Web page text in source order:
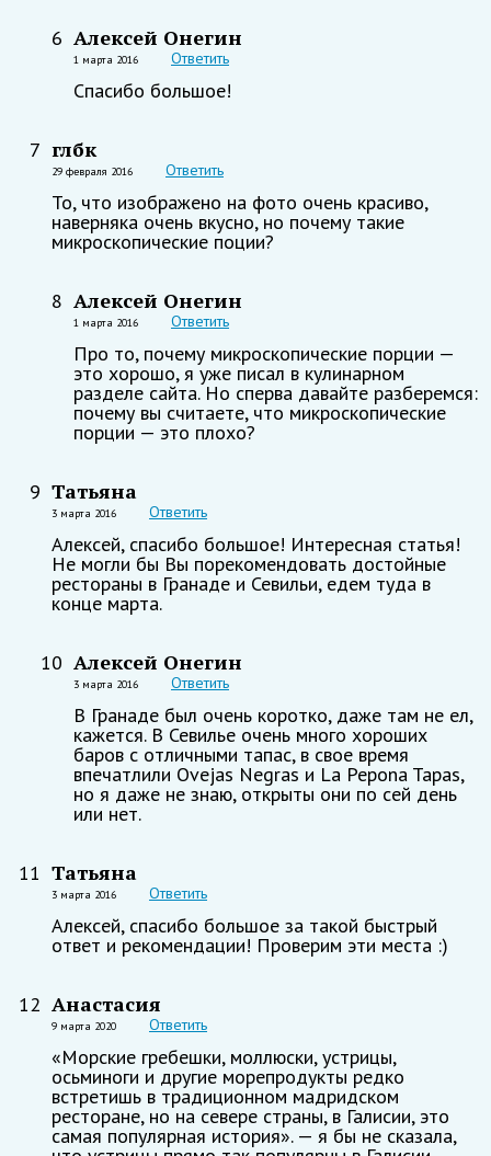
6 Алексей Онегин
1 марта 2016 Ответить
Спасибо большое!
7 глбк
29 февраля 2016 Ответить
То, что изображено на фото очень красиво,
наверняка очень вкусно, но почему такие
микроскопические поции?
8 Алексей Онегин
1 марта 2016 Ответить
Про то, почему микроскопические порции —
это хорошо, я уже писал в кулинарном
разделе сайта. Но сперва давайте разберемся:
почему вы считаете, что микроскопические
порции — это плохо?
9 Татьяна
3 марта 2016 Ответить
Алексей, спасибо большое! Интересная статья!
Не могли бы Вы порекомендовать достойные
рестораны в Гранаде и Севильи, едем туда в
конце марта.
10 Алексей Онегин
3 марта 2016 Ответить
В Гранаде был очень коротко, даже там не ел,
кажется. В Севилье очень много хороших
баров с отличными тапас, в свое время
впечатлили Ovejas Negras и La Pepona Tapas,
но я даже не знаю, открыты они по сей день
или нет.
11 Татьяна
3 марта 2016 Ответить
Алексей, спасибо большое за такой быстрый
ответ и рекомендации! Проверим эти места :)
12 Анастасия
9 марта 2020 Ответить
«Морские гребешки, моллюски, устрицы,
осьминоги и другие морепродукты редко
встретишь в традиционном мадридском
ресторане, но на севере страны, в Галисии, это
самая популярная история». — я бы не сказала,